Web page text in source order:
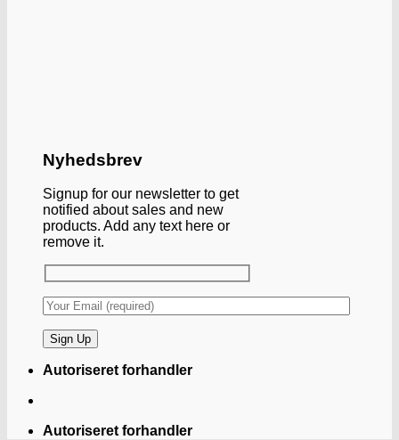
Nyhedsbrev
Signup for our newsletter to get
notified about sales and new
products. Add any text here or
remove it.
Autoriseret forhandler
Autoriseret forhandler